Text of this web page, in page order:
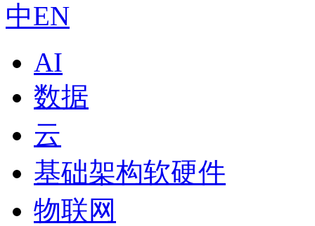
中EN
AI
数据
云
基础架构软硬件
物联网